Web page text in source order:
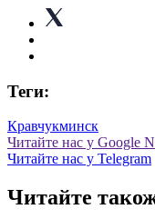
Теги:
Кравчукминск
Читайте нас у Google
Читайте нас у Telegram
Читайте